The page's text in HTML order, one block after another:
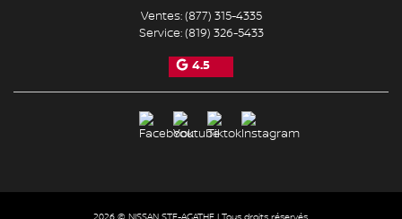
Ventes:(877) 315-4335
Service:(819) 326-5433
4.5